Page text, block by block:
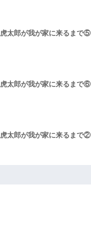
虎太郎が我が家に来るまで⑤
虎太郎が我が家に来るまで⑥
虎太郎が我が家に来るまで②